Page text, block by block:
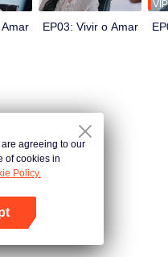
EP03: Vivir o Amar
VIP
contrato
agreeing to our
of cookies in
Policy.